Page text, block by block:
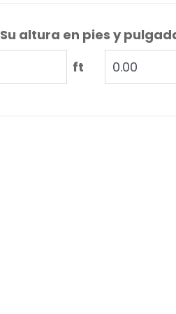
Su altura en pies y
ft